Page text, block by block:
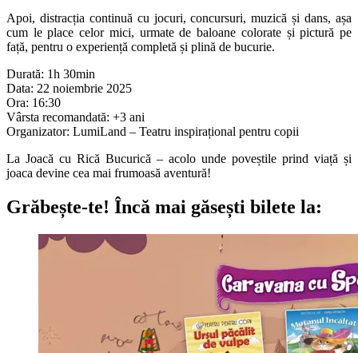
Apoi, distracția continuă cu jocuri, concursuri, muzică și dans, așa
cum le place celor mici, urmate de baloane colorate și pictură pe
față, pentru o experiență completă și plină de bucurie.
Durată: 1h 30min
Data: 22 noiembrie 2025
Ora: 16:30
Vârsta recomandată: +3 ani
Organizator: LumiLand – Teatru inspirațional pentru copii
La Joacă cu Rică Bucurică – acolo unde poveștile prind viață și
joaca devine cea mai frumoasă aventură!
Grăbește-te! Încă mai găsești bilete la: